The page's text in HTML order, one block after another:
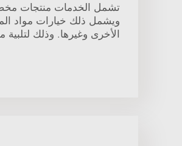
تشمل الخدمات منتجات
ويشمل ذلك خيارات مواد
الأخرى وغيرها. وذلك